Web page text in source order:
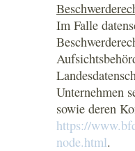
Im Falle
Unternehmen
sowie deren
https://
node.html.